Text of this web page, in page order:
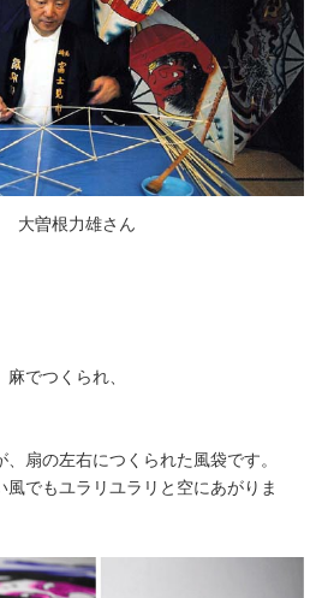
大曽根力雄さん
でつくられ、
扇の左右につくられた風袋です。
風でもユラリユラリと空にあがりま